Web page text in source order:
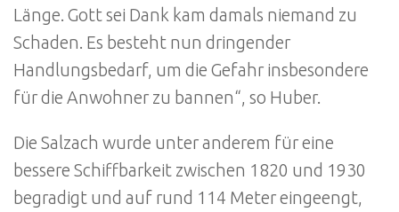
Länge. Gott sei Dank kam damals niemand zu
Schaden. Es besteht nun dringender
Handlungsbedarf, um die Gefahr insbesondere
für die Anwohner zu bannen“, so Huber.
Die Salzach wurde unter anderem für eine
bessere Schiffbarkeit zwischen 1820 und 1930
begradigt und auf rund 114 Meter eingeengt,